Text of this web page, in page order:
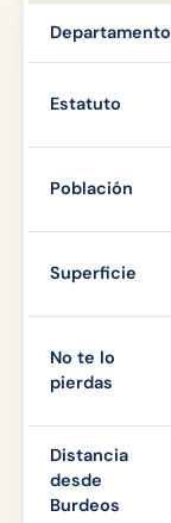
Departamento
Estatuto
Población
Superficie
No te lo
pierdas
Distancia
desde
Burdeos